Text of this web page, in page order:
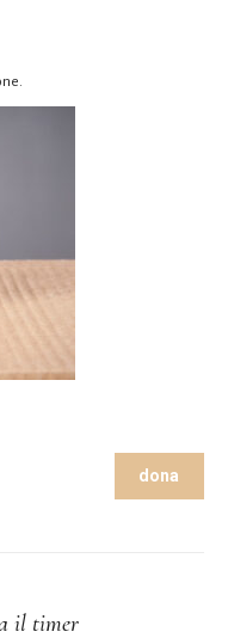
dona
il timer